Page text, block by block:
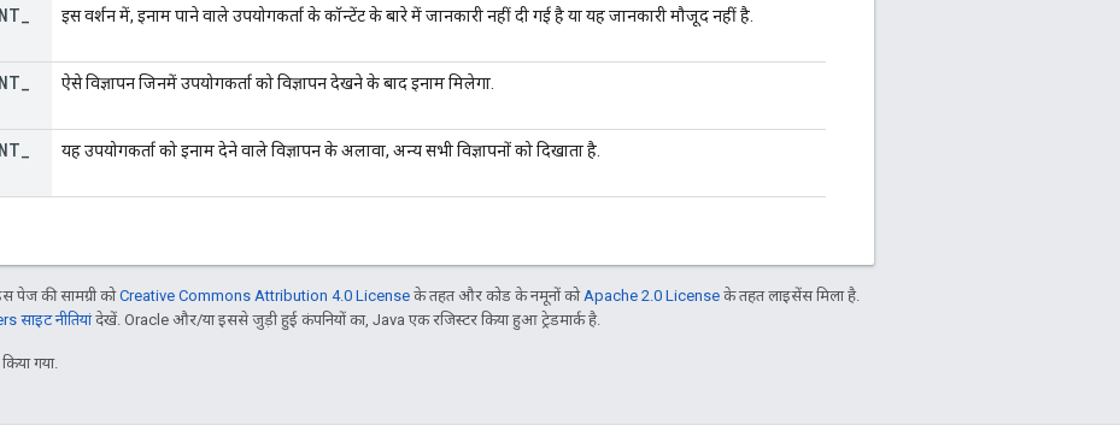
इस वर्शन में, इनाम पाने वाले उपयोगकर्ता के कॉन्टेंट के बारे में जानकारी नहीं दी गई है या यह जानकारी मौजूद नहीं है.
ऐसे विज्ञापन जिनमें उपयोगकर्ता को विज्ञापन देखने के बाद इनाम मिलेगा.
यह उपयोगकर्ता को इनाम देने वाले विज्ञापन के अलावा, अन्य सभी विज्ञापनों को दिखाता है.
की सामग्री कोCreative Commons Attribution 4.0 License के तहत और कोड के नमूनों को Apache 2.0 License के तहत लाइसेंस मिला है.
साइट नीतियांदेखें. Oracle और/या इससे जुड़ी हुई कंपनियों का, Java एक रजिस्टर किया हुआ ट्रेडमार्क है.
गया.